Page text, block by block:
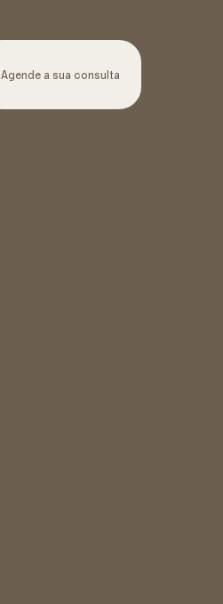
Agende a sua consulta